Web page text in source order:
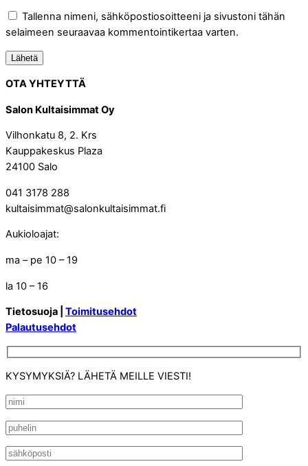
Tallenna nimeni, sähköpostiosoitteeni ja sivustoni tähän
selaimeen seuraavaa kommentointikertaa varten.
OTA YHTEYTTÄ
Salon Kultaisimmat Oy
Vilhonkatu 8, 2. Krs
Kauppakeskus Plaza
24100 Salo
041 3178 288
kultaisimmat@salonkultaisimmat.fi
Aukioloajat:
ma – pe 10 – 19
la 10 – 16
Tietosuoja | Toimitusehdot
Palautusehdot
KYSYMYKSIÄ? LÄHETÄ MEILLE VIESTI!